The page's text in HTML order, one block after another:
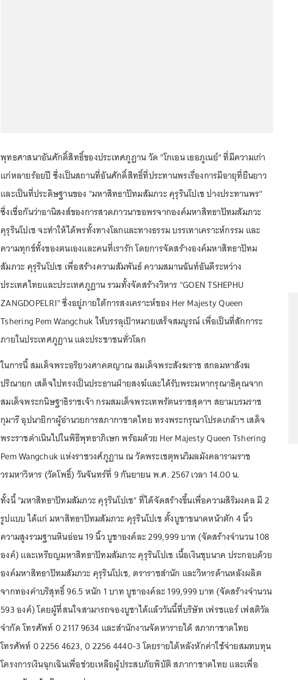
พุทธศาสนาอันศักดิ์สิทธิ์ของประเทศภูฏาน วัด "โกเอน เธอภูเนย์" ที่มีความเก่า
แก่หลายร้อยปี ซึ่งเป็นสถานที่อันศักดิ์สิทธิ์ที่ประทานพรเรื่องการมีอายุที่ยืนยาว
และเป็นที่ประดิษฐานของ "มหาสิทธาปัทมสัมภวะ คุรุรินโปเช ปางประทานพร"
ซึ่งเชื่อกันว่าอานิสงส์ของการสวดภาวนาขอพรจากองค์มหาสิทธาปัทมสัมภวะ
คุรุรินโปเช จะทำให้ได้พรทั้งทางโลกและทางธรรม บรรเทาเคราะห์กรรม และ
ความทุกข์ทั้งของตนเองและคนที่เรารัก โดยการจัดสร้างองค์มหาสิทธาปัทม
สัมภวะ คุรุรินโปเช เพื่อสร้างความสัมพันธ์ ความสมานฉันท์อันดีระหว่าง
ประเทศไทยและประเทศภูฏาน รวมทั้งจัดสร้างวิหาร "GOEN TSHEPHU
ZANGDOPELRI" ซึ่งอยู่ภายใต้การสงเคราะห์ของ Her Majesty Queen
Tshering Pem Wangchuk ให้บรรลุเป้าหมายเสร็จสมบูรณ์ เพื่อเป็นที่สักการะ
ภายในประเทศภูฏาน และประชาชนทั่วโลก
ในการนี้ สมเด็จพระอริยวงศาคตญาณ สมเด็จพระสังฆราช สกลมหาสังฆ
ปริณายก เสด็จไปทรงเป็นประธานฝ่ายสงฆ์และได้รับพระมหากรุณาธิคุณจาก
สมเด็จพระกนิษฐาธิราชเจ้า กรมสมเด็จพระเทพรัตนราชสุดาฯ สยามบรมราช
กุมารี อุปนายิกาผู้อำนวยการสภากาชาดไทย ทรงพระกรุณาโปรดเกล้าฯ เสด็จ
พระราชดำเนินไปในพิธีพุทธาภิเษก พร้อมด้วย Her Majesty Queen Tshering
Pem Wangchuk แห่งราชวงศ์ภูฏาน ณ วัดพระเชตุพนวิมลมังคลารามราช
วรมหาวิหาร (วัดโพธิ์) วันจันทร์ที่ 9 กันยายน พ.ศ. 2567 เวลา 14.00 น.
ทั้งนี้ "มหาสิทธาปัทมสัมภวะ คุรุรินโปเช" ที่ได้จัดสร้างขึ้นเพื่อความสิริมงคล มี 2
รูปแบบ ได้แก่ มหาสิทธาปัทมสัมภวะ คุรุรินโปเช ตั้งบูชาขนาดหน้าตัก 4 นิ้ว
ความสูงรวมฐานหินอ่อน 19 นิ้ว บูชาองค์ละ 299,999 บาท (จัดสร้างจำนวน 108
องค์) และเหรียญมหาสิทธาปัทมสัมภวะ คุรุรินโปเช เนื้อเงินชุบนาค ประกอบด้วย
องค์มหาสิทธาปัทมสัมภวะ คุรุรินโปเช, ตราราชสำนัก และวิหารด้านหลังผลิต
จากทองคำบริสุทธิ์ 96.5 หนัก 1 บาท บูชาองค์ละ 199,999 บาท (จัดสร้างจำนวน
593 องค์) โดยผู้ที่สนใจสามารถจองบูชาได้แล้ววันนี้ที่บริษัท เฟรชแอร์ เฟสติวัล
จำกัด โทรศัพท์ 0 2117 9634 และสำนักงานจัดหารายได้ สภากาชาดไทย
โทรศัพท์ 0 2256 4623, 0 2256 4440-3 โดยรายได้หลังหักค่าใช้จ่ายสมทบทุน
โครงการเงินฉุกเฉินเพื่อช่วยเหลือผู้ประสบภัยพิบัติ สภากาชาดไทย และเพื่อ